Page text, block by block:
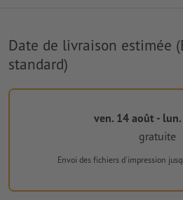
Date de livraison estimée
standard)
ven. 14 août -
gratuite
Envoi des fichiers d'impression